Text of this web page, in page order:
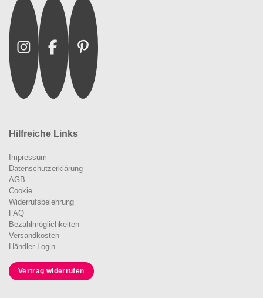
InstagramFacebookPinterest
Hilfreiche Links
Impressum
Datenschutzerklärung
AGB
Cookie
Widerrufsbelehrung
FAQ
Bezahlmöglichkeiten
Versandkosten
Händler-Login
Vertrag widerrufen